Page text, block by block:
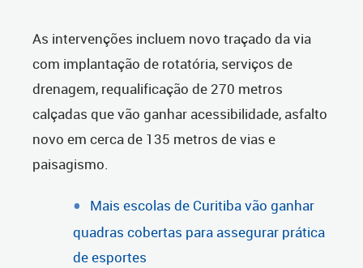
As intervenções incluem novo traçado da via
com implantação de rotatória, serviços de
drenagem, requalificação de 270 metros
calçadas que vão ganhar acessibilidade, asfalto
novo em cerca de 135 metros de vias e
paisagismo.
Mais escolas de Curitiba vão ganhar
quadras cobertas para assegurar prática
de esportes